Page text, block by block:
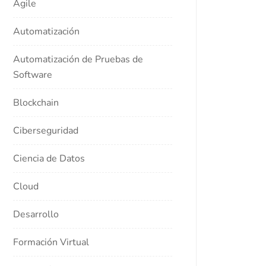
Agile
Automatización
Automatización de Pruebas de
Software
Blockchain
Ciberseguridad
Ciencia de Datos
Cloud
Desarrollo
Formación Virtual